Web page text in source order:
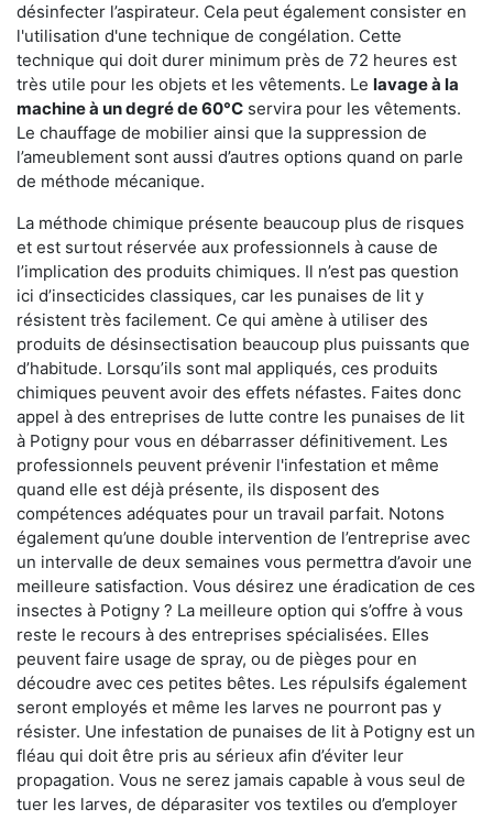
désinfecter l’aspirateur. Cela peut également consister en
l'utilisation d'une technique de congélation. Cette
technique qui doit durer minimum près de 72 heures est
très utile pour les objets et les vêtements. Le lavage à la
machine à un degré de 60°C servira pour les vêtements.
Le chauffage de mobilier ainsi que la suppression de
l’ameublement sont aussi d’autres options quand on parle
de méthode mécanique.
La méthode chimique présente beaucoup plus de risques
et est surtout réservée aux professionnels à cause de
l’implication des produits chimiques. Il n’est pas question
ici d’insecticides classiques, car les punaises de lit y
résistent très facilement. Ce qui amène à utiliser des
produits de désinsectisation beaucoup plus puissants que
d’habitude. Lorsqu’ils sont mal appliqués, ces produits
chimiques peuvent avoir des effets néfastes. Faites donc
appel à des entreprises de lutte contre les punaises de lit
à Potigny pour vous en débarrasser définitivement. Les
professionnels peuvent prévenir l'infestation et même
quand elle est déjà présente, ils disposent des
compétences adéquates pour un travail parfait. Notons
également qu’une double intervention de l’entreprise avec
un intervalle de deux semaines vous permettra d’avoir une
meilleure satisfaction. Vous désirez une éradication de ces
insectes à Potigny ? La meilleure option qui s’offre à vous
reste le recours à des entreprises spécialisées. Elles
peuvent faire usage de spray, ou de pièges pour en
découdre avec ces petites bêtes. Les répulsifs également
seront employés et même les larves ne pourront pas y
résister. Une infestation de punaises de lit à Potigny est un
fléau qui doit être pris au sérieux afin d’éviter leur
propagation. Vous ne serez jamais capable à vous seul de
tuer les larves, de déparasiter vos textiles ou d’employer